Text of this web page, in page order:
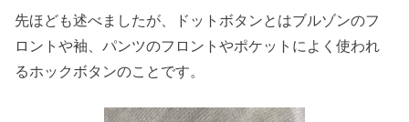
先ほども述べましたが、ドットボタンとはブルゾンのフ
ロントや袖、パンツのフロントやポケットによく使われ
るホックボタンのことです。